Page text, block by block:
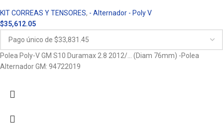
KIT CORREAS Y TENSORES, - Alternador - Poly V
$35,612.05
Polea Poly-V GM S10 Duramax 2.8 2012/… (Diam 76mm) -Polea
Alternador GM: 94722019